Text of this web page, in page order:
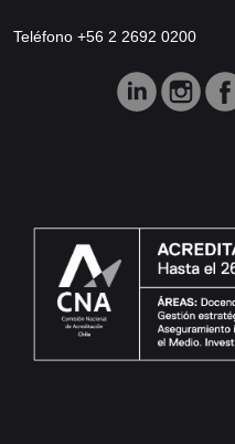
Teléfono +56 2 2692 0200